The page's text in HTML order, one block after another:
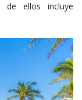
de ellos incluye